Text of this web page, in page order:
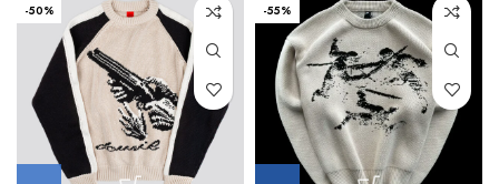
-50% -55%